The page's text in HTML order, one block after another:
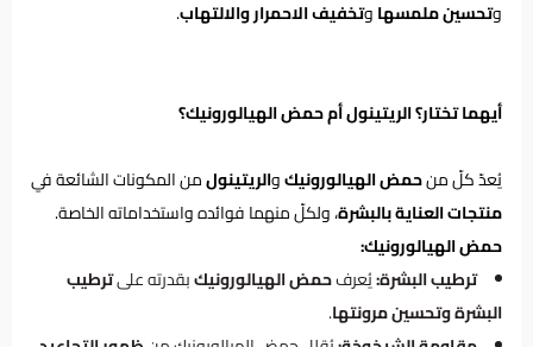
وتحسين ملمسهاوتخفيف الاحمرار والالتهاب.
أيهما تختار؟ الريتينول أم حمض الهيالورونيك؟
يُعدّ كلّ منحمض الهيالورونيكوالريتينولمن المكونات الشائعة في
منتجات العناية بالبشرة، ولكلّ منهما فوائده واستخداماته الخاصة.
حمض الهيالورونيك:
ترطيب البشرة:يُعرفحمض الهيالورونيكبقدرته علىترطيب
البشرة وتحسين مرونتها.